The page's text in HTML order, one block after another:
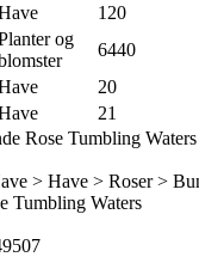
120
og
6440
20
21
Rose Tumbling
> Have > Roser >
Tumbling Waters